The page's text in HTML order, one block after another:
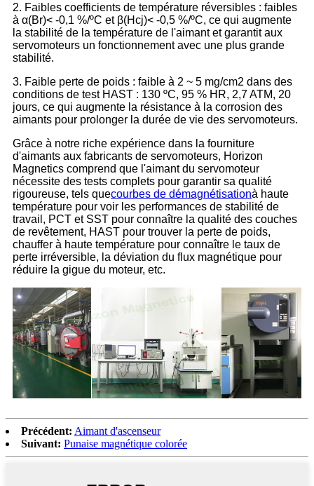
2. Faibles coefficients de température réversibles : faibles
à α(Br)< -0,1 %/ºC et β(Hcj)< -0,5 %/ºC, ce qui augmente
la stabilité de la température de l'aimant et garantit aux
servomoteurs un fonctionnement avec une plus grande
stabilité.
3. Faible perte de poids : faible à 2 ~ 5 mg/cm2 dans des
conditions de test HAST : 130 ºC, 95 % HR, 2,7 ATM, 20
jours, ce qui augmente la résistance à la corrosion des
aimants pour prolonger la durée de vie des servomoteurs.
Grâce à notre riche expérience dans la fourniture
d'aimants aux fabricants de servomoteurs, Horizon
Magnetics comprend que l'aimant du servomoteur
nécessite des tests complets pour garantir sa qualité
rigoureuse, tels quecourbes de démagnétisationà haute
température pour voir les performances de stabilité de
travail, PCT et SST pour connaître la qualité des couches
de revêtement, HAST pour trouver la perte de poids,
chauffer à haute température pour connaître le taux de
perte irréversible, la déviation du flux magnétique pour
réduire la gigue du moteur, etc.
Précédent: Aimant d'ascenseur
Suivant: Punaise magnétique colorée